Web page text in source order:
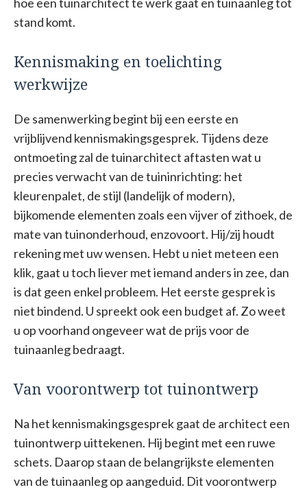
stand komt.
Kennismaking en toelichting
werkwijze
De samenwerking begint bij een eerste en
vrijblijvend kennismakingsgesprek. Tijdens deze
ontmoeting zal de tuinarchitect aftasten wat u
precies verwacht van de tuininrichting: het
kleurenpalet, de stijl (landelijk of modern),
bijkomende elementen zoals een vijver of zithoek, de
mate van tuinonderhoud, enzovoort. Hij/zij houdt
rekening met uw wensen. Hebt u niet meteen een
klik, gaat u toch liever met iemand anders in zee, dan
is dat geen enkel probleem. Het eerste gesprek is
niet bindend. U spreekt ook een budget af. Zo weet
u op voorhand ongeveer wat de prijs voor de
tuinaanleg bedraagt.
Van voorontwerp tot tuinontwerp
Na het kennismakingsgesprek gaat de architect een
tuinontwerp uittekenen. Hij begint met een ruwe
schets. Daarop staan de belangrijkste elementen
van de tuinaanleg op aangeduid. Dit voorontwerp